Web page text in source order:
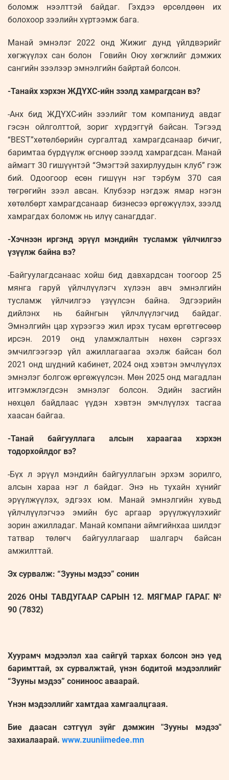
боломж нээлттэй байдаг. Гэхдээ өрсөлдөөн их
болохоор зээлийн хүртээмж бага.
Манай эмнэлэг 2022 онд Жижиг дунд үйлдвэрийг
хөгжүүлэх сан болон Говийн Оюу хөгжлийг дэмжих
сангийн зээлээр эмнэлгийн байртай болсон.
-Танайх хэрхэн ЖДҮХС-ийн зээлд хамрагдсан вэ?
-Анх бид ЖДҮХС-ийн зээлийг том компаниуд авдаг
гэсэн ойлголттой, зориг хүрдэггүй байсан. Тэгээд
“BEST”хөтөлбөрийн сургалтад хамрагдсанаар бичиг,
баримтаа бүрдүүлж өгснөөр зээлд хамрагдсан. Манай
аймагт 30 гишүүнтэй “Эмэгтэй захирлуудын клуб” гэж
бий. Одоогоор есөн гишүүн нэг тэрбум 370 сая
төгрөгийн зээл авсан. Клубээр нэгдэж ямар нэгэн
хөтөлбөрт хамрагдсанаар бизнесээ өргөжүүлэх, зээлд
хамрагдах боломж нь илүү санагддаг.
-Хэчнээн иргэнд эрүүл мэндийн тусламж үйлчилгээ
үзүүлж байна вэ?
-Байгуулагдсанаас хойш бид давхардсан тоогоор 25
мянга гаруй үйлчлүүлэгч хүлээн авч эмнэлгийн
тусламж үйлчилгээ үзүүлсэн байна. Эдгээрийн
дийлэнх нь байнгын үйлчлүүлэгчид байдаг.
Эмнэлгийн цар хүрээгээ жил ирэх тусам өргөтгөсөөр
ирсэн. 2019 онд уламжлалтын нөхөн сэргээх
эмчилгээгээр үйл ажиллагаагаа эхэлж байсан бол
2021 онд шүдний кабинет, 2024 онд хэвтэн эмчлүүлэх
эмнэлэг болгож өргөжүүлсэн. Мөн 2025 онд магадлан
итгэмжлэгдсэн эмнэлэг болсон. Эдийн засгийн
нөхцөл байдлаас үүдэн хэвтэн эмчлүүлэх тасгаа
хаасан байгаа.
-Танай байгууллага алсын хараагаа хэрхэн
тодорхойлдог вэ?
-Бүх л эрүүл мэндийн байгууллагын эрхэм зорилго,
алсын хараа нэг л байдаг. Энэ нь тухайн хүнийг
эрүүлжүүлэх, эдгээх юм. Манай эмнэлгийн хувьд
үйлчлүүлэгчээ эмийн бус аргаар эрүүлжүүлэхийг
зорин ажилладаг. Манай компани аймгийнхаа шилдэг
татвар төлөгч байгууллагаар шалгарч байсан
амжилттай.
Эх сурвалж: “Зууны мэдээ” сонин
2026 ОНЫ ТАВДУГААР САРЫН 12. МЯГМАР ГАРАГ. №
90 (7832)
Хуурамч мэдээлэл хаа сайгүй тархах болсон энэ үед
баримттай, эх сурвалжтай, үнэн бодитой мэдээллийг
“Зууны мэдээ” сониноос аваарай.
Үнэн мэдээллийг хамтдаа хамгаалцгаая.
Бие даасан сэтгүүл зүйг дэмжин "Зууны мэдээ"
захиалаарай. www.zuuniimedee.mn